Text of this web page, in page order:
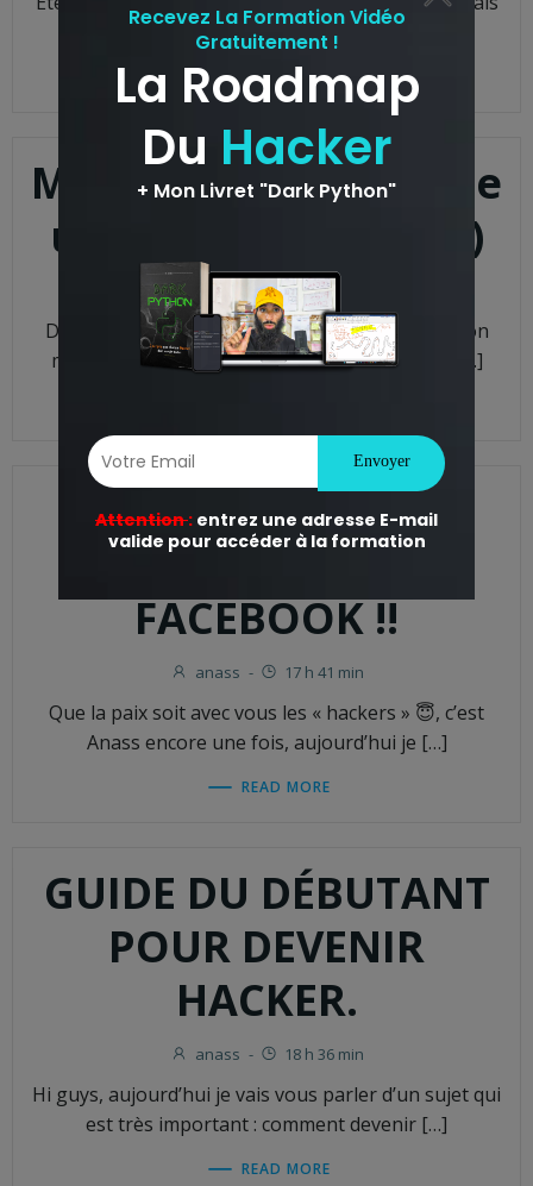
ne sait pas par où commencer ? Si […]
READ MORE
METASPLOIT : le guide
ultime du hacker (3)
anass 22 h 45 min
Dans le tuto précèdent, on a pu avoir une session
meterpreter sur notre machine ce qui nous a […]
COMMENT HACKER
UN COMPTE
FACEBOOK !!
anass - 17 h 41 min
Que la paix soit avec vous les « hackers » 😇, c’est
Anass encore une fois, aujourd’hui je […]
READ MORE
GUIDE DU DÉBUTANT
POUR DEVENIR
HACKER.
anass - 18 h 36 min
Hi guys, aujourd’hui je vais vous parler d’un sujet qui
est très important : comment devenir […]
READ MORE